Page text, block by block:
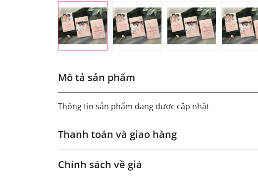
Mô tả sản phẩm
Thông tin sản phẩm đang được cập nhật
Thanh toán và giao hàng
Chính sách về giá